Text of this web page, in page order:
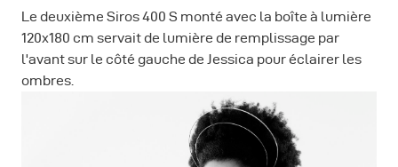
Le deuxième Siros 400 S monté avec la boîte à lumière
120x180 cm servait de lumière de remplissage par
l'avant sur le côté gauche de Jessica pour éclairer les
ombres.